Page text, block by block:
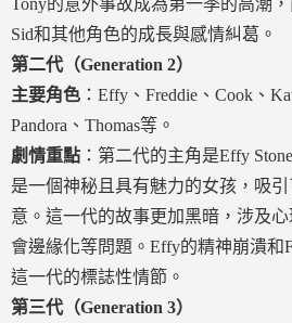
Tony的意外事故成為第一季的高潮
Sid和其他角色的成長與感情糾葛。
第二代（Generation 2）
主要角色 ：Effy、Freddie、Cook、
Pandora、Thomas等。
劇情重點 ：第二代的主角是Effy
是一個神秘且具有魅力的女孩，吸引
意。這一代的故事更加黑暗，涉及
會邊緣化等問題。Effy的精神崩潰和
這一代的標誌性情節。
第三代（Generation 3）